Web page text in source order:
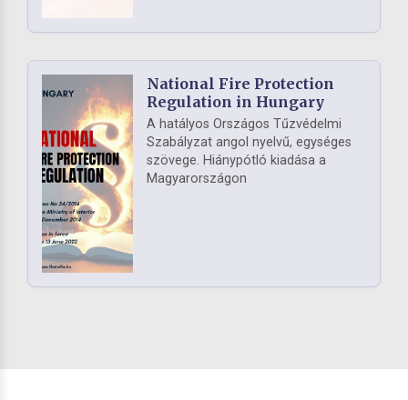
National Fire Protection
Regulation in Hungary
A hatályos Országos Tűzvédelmi
Szabályzat angol nyelvű, egységes
szövege. Hiánypótló kiadása a
Magyarországon